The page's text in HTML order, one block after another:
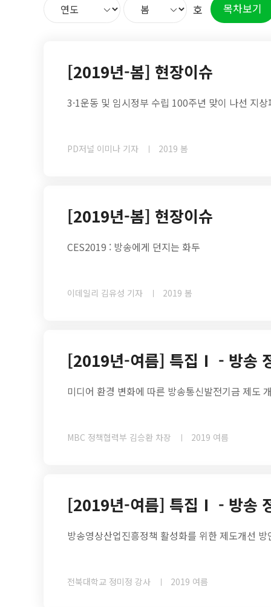
호 목차보기
[2019년-봄] 현장이슈
3·1운동 및 임시정부 수립 100주년 맞이 나선 지
PD저널 이미나 기자 2019 봄
[2019년-봄] 현장이슈
CES2019 : 방송에게 던지는 화두
이데일리 김유성 기자 2019 봄
[2019년-여름] 특집Ⅰ - 방송
미디어 환경 변화에 따른 방송통신발전기금 제도
MBC 정책협력부 김승환 차장 2019 여름
[2019년-여름] 특집Ⅰ - 방송
방송영상산업진흥정책 활성화를 위한 제도개선
전북대학교 정미정 강사 2019 여름